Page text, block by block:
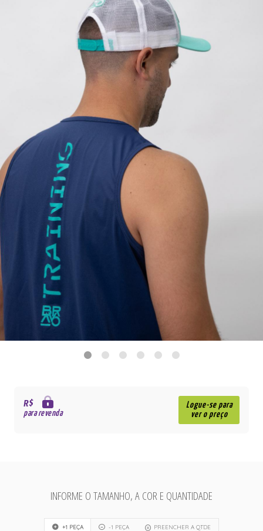
R$
para revenda
Logue-se para
ver o preço
INFORME O TAMANHO, A COR E QUANTIDADE
+1 PEÇA -1 PEÇA PREENCHER A QTDE